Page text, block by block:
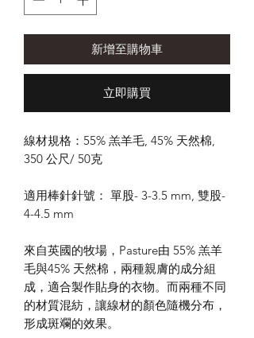
新增至購物車
立即購買
線材規格：55% 羔羊毛, 45% 天然棉,
350 公尺/ 50克
適用棒針針號： 單股- 3-3.5 mm, 雙股-
4-4.5 mm
來自英國的牧場，Pasture由 55% 羔羊
毛與45% 天然棉，兩種親膚的成分組
成，適合製作貼身的衣物。而兩種不同
的材質混紡，讓線材的顏色隨機分布，
形成斑斕的效果。